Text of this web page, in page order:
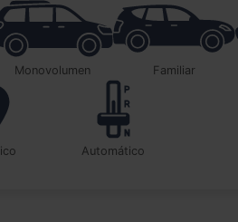
monovolumen familiar
automático